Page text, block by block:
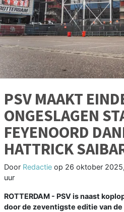
PSV MAAKT
ONGESLAGEN
FEYENOORD
HATTRICK
Door Redactie op 26 oktober
uur
ROTTERDAM - PSV is naast
door de zeventigste editie van